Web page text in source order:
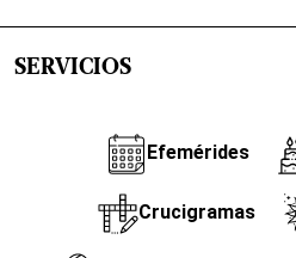
SERVICIOS
Efemérides
Crucigramas